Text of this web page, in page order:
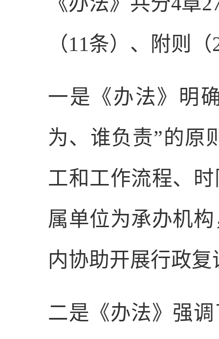
（11条）、附则（
一是 《办法》明
为、谁负责”的原
工和工作流程、
属单位为承办机
内协助开展行政
二是 《办法》强